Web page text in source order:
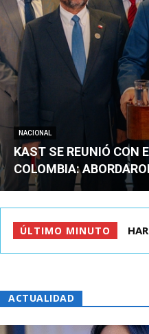
NACIONAL
KAST SE REUNIÓ CON
COLOMBIA:
ÚLTIMO MINUTO
ACTUALIDAD